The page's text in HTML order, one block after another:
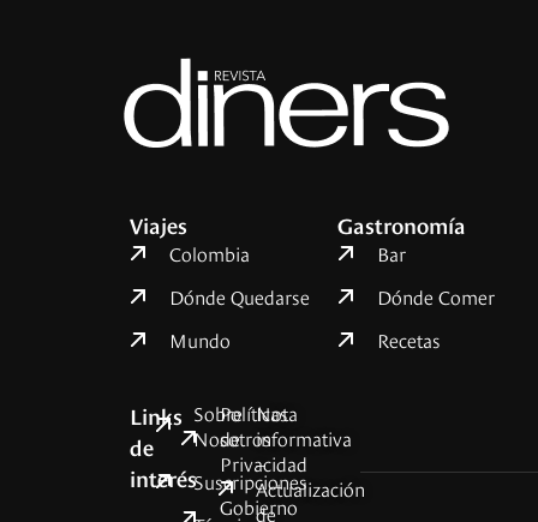
Viajes
Colombia
Dónde Quedarse
Mundo
Gastronomía
Bar
Dónde Comer
Recetas
Links
de
interés
Sobre
Nosotros
Suscripciones
Políticas
de
Privacidad
Gobierno
Nota
informativa
–
Actualización
de